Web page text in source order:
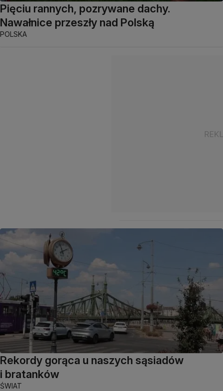
Pięciu rannych, pozrywane dachy.
Nawałnice przeszły nad Polską
POLSKA
Rekordy gorąca u naszych sąsiadów
i bratanków
ŚWIAT